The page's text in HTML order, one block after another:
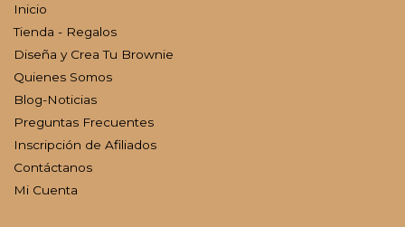
Inicio
Tienda - Regalos
Diseña y Crea Tu Brownie
Quienes Somos
Blog-Noticias
Preguntas Frecuentes
Inscripción de Afiliados
Contáctanos
Mi Cuenta